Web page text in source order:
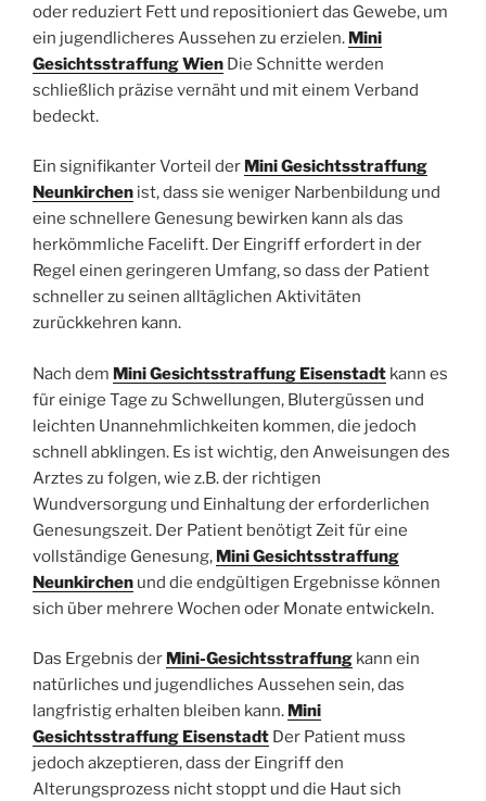
oder reduziert Fett und repositioniert das Gewebe, um
ein jugendlicheres Aussehen zu erzielen. Mini
Gesichtsstraffung Wien Die Schnitte werden
schließlich präzise vernäht und mit einem Verband
bedeckt.
Ein signifikanter Vorteil der Mini Gesichtsstraffung
Neunkirchen ist, dass sie weniger Narbenbildung und
eine schnellere Genesung bewirken kann als das
herkömmliche Facelift. Der Eingriff erfordert in der
Regel einen geringeren Umfang, so dass der Patient
schneller zu seinen alltäglichen Aktivitäten
zurückkehren kann.
Nach dem Mini Gesichtsstraffung Eisenstadt kann es
für einige Tage zu Schwellungen, Blutergüssen und
leichten Unannehmlichkeiten kommen, die jedoch
schnell abklingen. Es ist wichtig, den Anweisungen des
Arztes zu folgen, wie z.B. der richtigen
Wundversorgung und Einhaltung der erforderlichen
Genesungszeit. Der Patient benötigt Zeit für eine
vollständige Genesung, Mini Gesichtsstraffung
Neunkirchen und die endgültigen Ergebnisse können
sich über mehrere Wochen oder Monate entwickeln.
Das Ergebnis der Mini-Gesichtsstraffung kann ein
natürliches und jugendliches Aussehen sein, das
langfristig erhalten bleiben kann. Mini
Gesichtsstraffung Eisenstadt Der Patient muss
jedoch akzeptieren, dass der Eingriff den
Alterungsprozess nicht stoppt und die Haut sich